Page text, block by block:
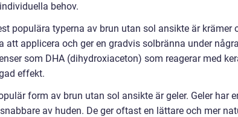
behov.
populära typerna av brun utan sol ansikte är krämer
att applicera och ger en gradvis solbränna under
som DHA (dihydroxiaceton) som reagerar med
effekt.
form av brun utan sol ansikte är geler. Geler har
av huden. De ger oftast en lättare och mer